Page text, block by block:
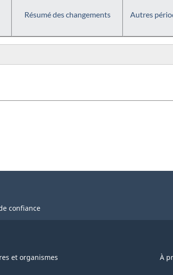
Résumé des changements Autres
confiance
et organismes À